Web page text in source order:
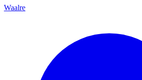
Waalre